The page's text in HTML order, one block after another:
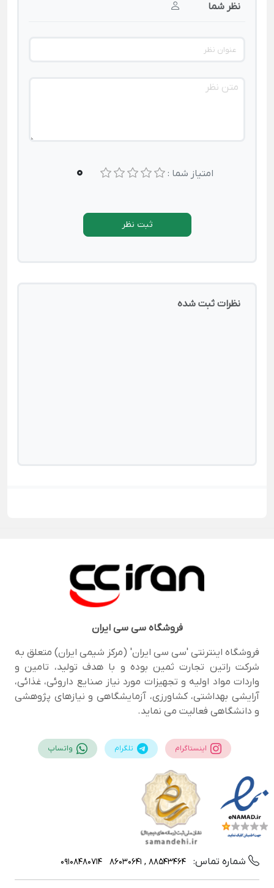
نظر شما
امتیاز شما : 0
ثبت نظر
نظرات ثبت شده
فروشگاهسی سی ایران
فروشگاه اینترنتی 'سی سی ایران' (مرکز شیمی ایران) متعلق به
شرکت راتین تجارت ثمین بوده و با هدف تولید، تامین و
واردات مواد اولیه و تجهیزات مورد نیاز صنایع داروئی، غذائی،
آرایشی بهداشتی، کشاورزی، آزمایشگاهی و نیازهای پژوهشی
و دانشگاهی فعالیت می نماید.
اینستاگرام تلگرام واتساپ
شماره تماس: 88543464 , 86030641
09108480714